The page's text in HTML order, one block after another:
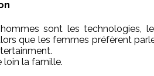
sont les technologies,
que les femmes préfèrent
loin la famille.